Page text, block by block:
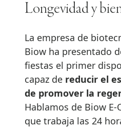
Longevidad y
La empresa de
Biow ha presentado
fiestas el primer
capaz de reducir el
de promover la
Hablamos de Biow
que trabaja las 24